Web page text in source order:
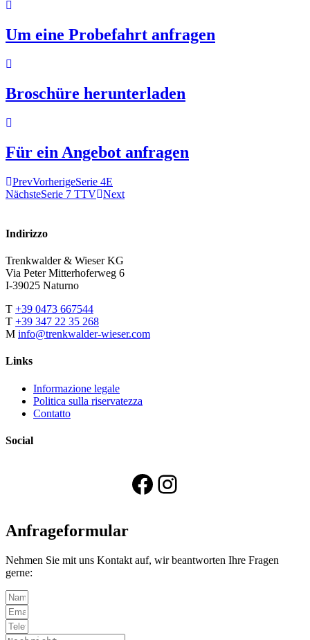
Um eine Probefahrt anfragen
Broschüre herunterladen
Für ein Angebot anfragen
PrevVorherigeSerie 4E
NächsteSerie 7 TTV Next
Indirizzo
Trenkwalder & Wieser KG
Via Peter Mitterhoferweg 6
I-39025 Naturno
T +39 0473 667544
T +39 347 22 35 268
M info@trenkwalder-wieser.com
Links
Informazione legale
Politica sulla riservatezza
Contatto
Social
Facebook
Instagram
Anfrageformular
Nehmen Sie mit uns Kontakt auf, wir beantworten Ihre Fragen
gerne: